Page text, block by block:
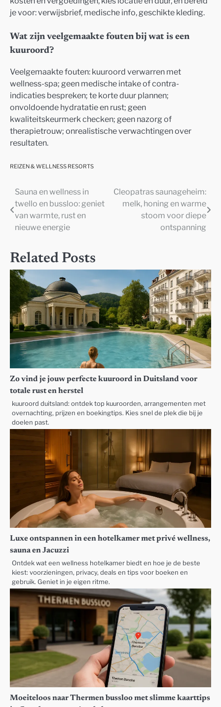
je voor: verwijsbrief, medische info, geschikte kleding.
Wat zijn veelgemaakte fouten bij wat is een
kuuroord?
Veelgemaakte fouten: kuuroord verwarren met
wellness-spa; geen medische intake of contra-
indicaties bespreken; te korte duur plannen;
onvoldoende hydratatie en rust; geen
kwaliteitskeurmerk checken; geen nazorg of
therapietrouw; onrealistische verwachtingen over
resultaten.
REIZEN & WELLNESS RESORTS
Post
navigation
Sauna en wellness in
twello en bussloo: geniet
van warmte, rust en
nieuwe energie
Cleopatras saunageheim:
melk, honing en warme
stoom voor diepe
ontspanning
Related Posts
Zo vind je jouw perfecte kuuroord in Duitsland voor
totale rust en herstel
kuuroord duitsland: ontdek top kuuroorden, arrangementen met
overnachting, prijzen en boekingtips. Kies snel de plek die bij je
doelen past.
Luxe ontspannen in een hotelkamer met privé wellness,
sauna en Jacuzzi
Ontdek wat een wellness hotelkamer biedt en hoe je de beste
kiest: voorzieningen, privacy, deals en tips voor boeken en
gebruik. Geniet in je eigen ritme.
Moeiteloos naar Thermen bussloo met slimme kaarttips